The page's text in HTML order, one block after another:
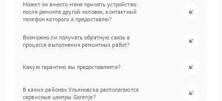
Может ли вместо меня принять устройство
после ремонта другой человек, контактный
телефон которого я предоставлю?
Возможно ли получать обратную связь в
процессе выполнения ремонтных работ?
Какую гарантию вы предоставляете?
В каких районах Ульяновска располагаются
сервисные центры Gorenje?